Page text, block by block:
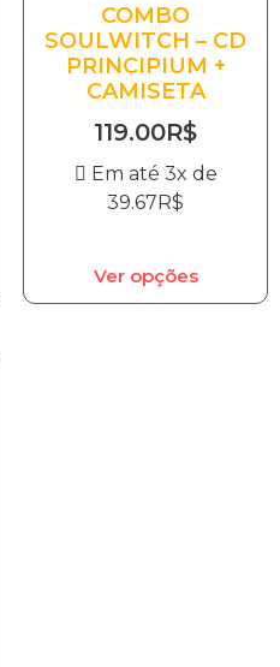
COMBO
SOULWITCH – CD
PRINCIPIUM +
CAMISETA
119.00R$
Em até 3x de
39.67R$
Ver opções